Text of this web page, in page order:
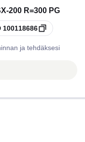
200 R=300 PG
100118686
ja tehdäksesi